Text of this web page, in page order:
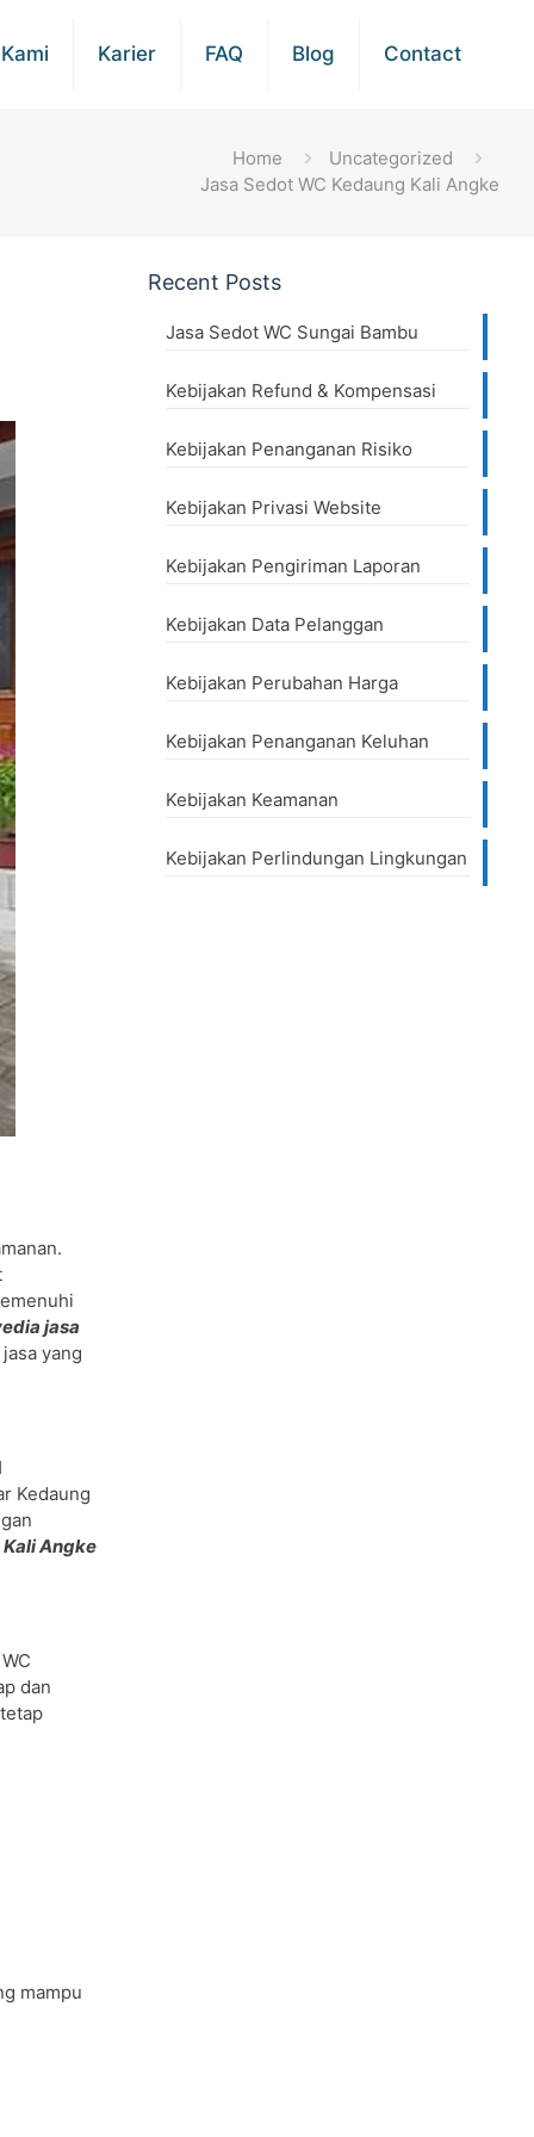
Karier FAQ Blog Contact
Home
Uncategorized
Jasa Sedot WC Kedaung Kali Angke
jasa
yang
Kedaung
Kali Angke
dan
mampu
Recent Posts
Jasa Sedot WC Sungai Bambu
Kebijakan Refund & Kompensasi
Kebijakan Penanganan Risiko
Kebijakan Privasi Website
Kebijakan Pengiriman Laporan
Kebijakan Data Pelanggan
Kebijakan Perubahan Harga
Kebijakan Penanganan Keluhan
Kebijakan Keamanan
Kebijakan Perlindungan Lingkungan